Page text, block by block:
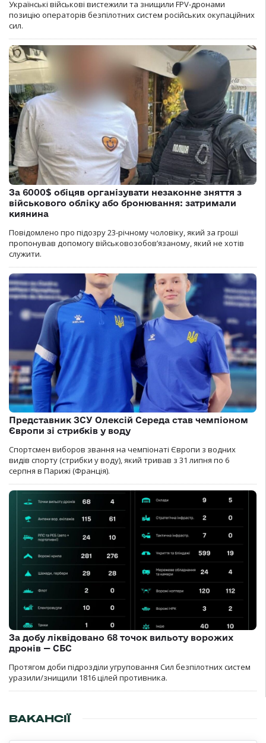
Українські військові вистежили та знищили FPV-дронами
позицію операторів безпілотних систем російських окупаційних
сил.
За 6000$ обіцяв організувати незаконне зняття з
військового обліку або бронювання: затримали
киянина
Повідомлено про підозру 23-річному чоловіку, який за гроші
пропонував допомогу військовозобов’язаному, який не хотів
служити.
Представник ЗСУ Олексій Середа став чемпіоном
Європи зі стрибків у воду
Спортсмен виборов звання на чемпіонаті Європи з водних
видів спорту (стрибки у воду), який тривав з 31 липня по 6
серпня в Парижі (Франція).
За добу ліквідовано 68 точок вильоту ворожих
дронів — СБС
Протягом доби підрозділи угруповання Сил безпілотних систем
уразили/знищили 1816 цілей противника.
ВАКАНСІЇ